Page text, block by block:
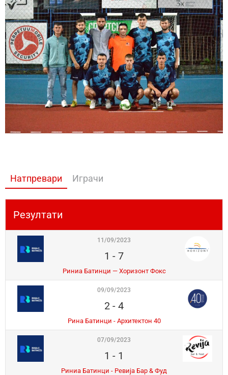
Натпревари Играчи
Резултати
11/09/2023
1 - 7
Риниа Батинци — Хоризонт Фокс
09/09/2023
2 - 4
Рина Батинци - Архитектон 40
07/09/2023
1 - 1
Риниа Батинци - Ревија Бар & Фуд